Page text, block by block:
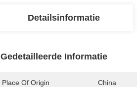
Detailsinformatie
Gedetailleerde Informatie
Place Of Origin China